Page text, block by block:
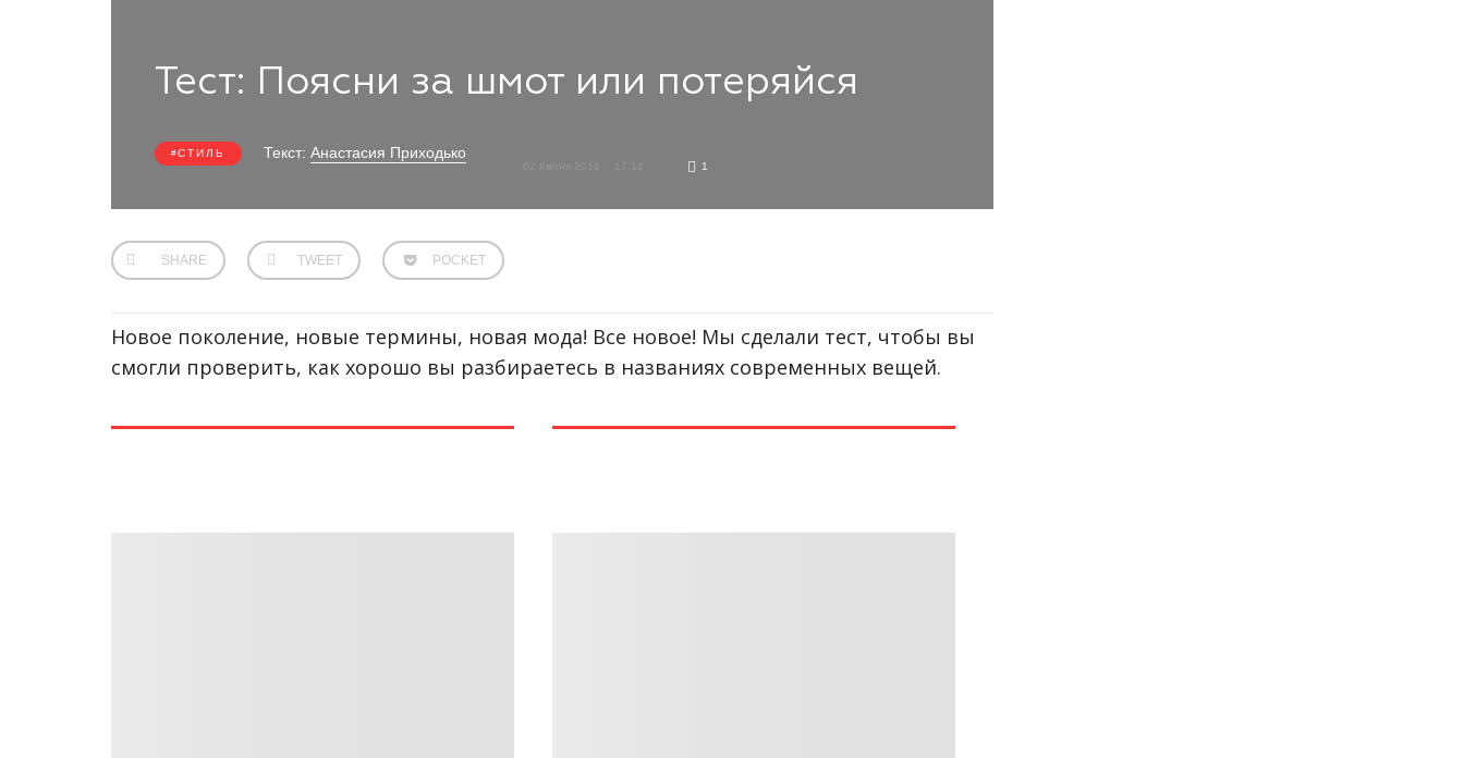
Тест: Поясни за шмот или потеряйся
СТИЛЬ Текст: Анастасия Приходько
17:12 1
SHARE TWEET POCKET
Новое поколение, новые термины, новая мода! Все новое! Мы сделали тест, чтобы вы
смогли проверить, как хорошо вы разбираетесь в названиях современных вещей.